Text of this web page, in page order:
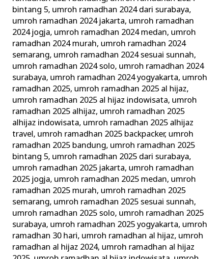
bintang 5, umroh ramadhan 2024 dari surabaya,
umroh ramadhan 2024 jakarta, umroh ramadhan
2024 jogja, umroh ramadhan 2024 medan, umroh
ramadhan 2024 murah, umroh ramadhan 2024
semarang, umroh ramadhan 2024 sesuai sunnah,
umroh ramadhan 2024 solo, umroh ramadhan 2024
surabaya, umroh ramadhan 2024 yogyakarta, umroh
ramadhan 2025, umroh ramadhan 2025 al hijaz,
umroh ramadhan 2025 al hijaz indowisata, umroh
ramadhan 2025 alhijaz, umroh ramadhan 2025
alhijaz indowisata, umroh ramadhan 2025 alhijaz
travel, umroh ramadhan 2025 backpacker, umroh
ramadhan 2025 bandung, umroh ramadhan 2025
bintang 5, umroh ramadhan 2025 dari surabaya,
umroh ramadhan 2025 jakarta, umroh ramadhan
2025 jogja, umroh ramadhan 2025 medan, umroh
ramadhan 2025 murah, umroh ramadhan 2025
semarang, umroh ramadhan 2025 sesuai sunnah,
umroh ramadhan 2025 solo, umroh ramadhan 2025
surabaya, umroh ramadhan 2025 yogyakarta, umroh
ramadhan 30 hari, umroh ramadhan al hijaz, umroh
ramadhan al hijaz 2024, umroh ramadhan al hijaz